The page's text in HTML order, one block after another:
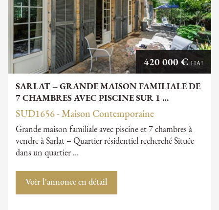
SARLAT – GRANDE MAISON FAMILIALE DE
7 CHAMBRES AVEC PISCINE SUR 1 …
420 000 € HAI
SUD1656 - Maison Contemporaine
Grande maison familiale avec piscine et 7 chambres à
vendre à Sarlat – Quartier résidentiel recherché Située
dans un quartier …
Voir l'annonce en détail